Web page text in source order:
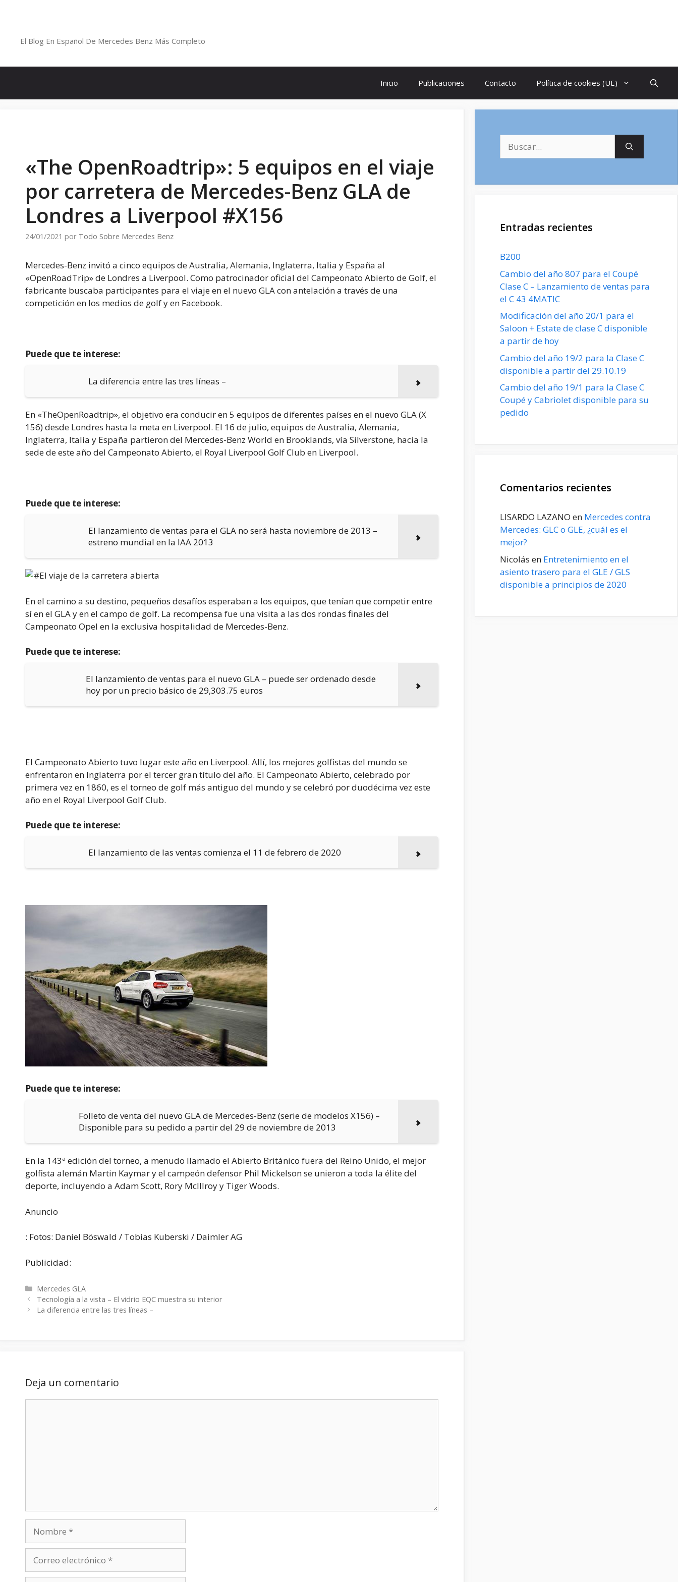
El Blog En Español De Mercedes Benz Más Completo
Inicio Publicaciones Contacto Política de cookies (UE)
«The OpenRoadtrip»: 5 equipos en el viaje
por carretera de Mercedes-Benz GLA de
Londres a Liverpool #X156
24/01/2021 por Todo Sobre Mercedes Benz
Mercedes-Benz invitó a cinco equipos de Australia, Alemania, Inglaterra, Italia y España al
«OpenRoadTrip» de Londres a Liverpool. Como patrocinador oficial del Campeonato Abierto de Golf, el
fabricante buscaba participantes para el viaje en el nuevo GLA con antelación a través de una
competición en los medios de golf y en Facebook.
Puede que te interese:
La diferencia entre las tres líneas –
En «TheOpenRoadtrip», el objetivo era conducir en 5 equipos de diferentes países en el nuevo GLA (X
156) desde Londres hasta la meta en Liverpool. El 16 de julio, equipos de Australia, Alemania,
Inglaterra, Italia y España partieron del Mercedes-Benz World en Brooklands, vía Silverstone, hacia la
sede de este año del Campeonato Abierto, el Royal Liverpool Golf Club en Liverpool.
Puede que te interese:
El lanzamiento de ventas para el GLA no será hasta noviembre de 2013 –
estreno mundial en la IAA 2013
En el camino a su destino, pequeños desafíos esperaban a los equipos, que tenían que competir entre
sí en el GLA y en el campo de golf. La recompensa fue una visita a las dos rondas finales del
Campeonato Opel en la exclusiva hospitalidad de Mercedes-Benz.
Puede que te interese:
El lanzamiento de ventas para el nuevo GLA – puede ser ordenado desde
hoy por un precio básico de 29,303.75 euros
El Campeonato Abierto tuvo lugar este año en Liverpool. Allí, los mejores golfistas del mundo se
enfrentaron en Inglaterra por el tercer gran título del año. El Campeonato Abierto, celebrado por
primera vez en 1860, es el torneo de golf más antiguo del mundo y se celebró por duodécima vez este
año en el Royal Liverpool Golf Club.
Puede que te interese:
El lanzamiento de las ventas comienza el 11 de febrero de 2020
Puede que te interese:
Folleto de venta del nuevo GLA de Mercedes-Benz (serie de modelos X156) –
Disponible para su pedido a partir del 29 de noviembre de 2013
En la 143ª edición del torneo, a menudo llamado el Abierto Británico fuera del Reino Unido, el mejor
golfista alemán Martin Kaymar y el campeón defensor Phil Mickelson se unieron a toda la élite del
deporte, incluyendo a Adam Scott, Rory McIllroy y Tiger Woods.
Anuncio
: Fotos: Daniel Böswald / Tobias Kuberski / Daimler AG
Publicidad:
Categorías
Mercedes GLA
Tecnología a la vista – El vidrio EQC muestra su interior
La diferencia entre las tres líneas –
Deja un comentario
electrónico
Entradas recientes
B200
Cambio del año 807 para el Coupé
Clase C – Lanzamiento de ventas para
el C 43 4MATIC
Modificación del año 20/1 para el
Saloon + Estate de clase C disponible
a partir de hoy
Cambio del año 19/2 para la Clase C
disponible a partir del 29.10.19
Cambio del año 19/1 para la Clase C
Coupé y Cabriolet disponible para su
pedido
Comentarios recientes
LISARDO LAZANO en Mercedes contra
Mercedes: GLC o GLE, ¿cuál es el
mejor?
Nicolás en Entretenimiento en el
asiento trasero para el GLE / GLS
disponible a principios de 2020